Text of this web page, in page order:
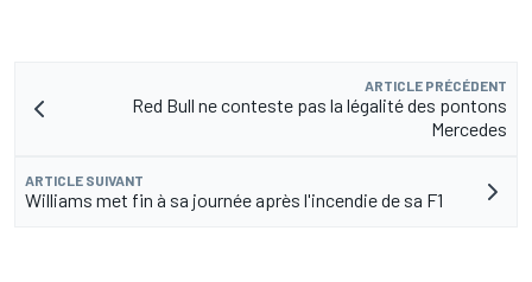
ARTICLE PRÉCÉDENT
Red Bull ne conteste pas la légalité des pontons
Mercedes
ARTICLE SUIVANT
Williams met fin à sa journée après l'incendie de sa F1